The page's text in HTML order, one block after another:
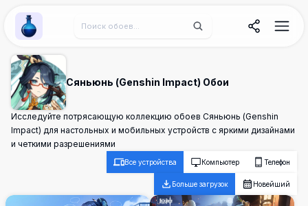
Wallpaper Alchemy
Сяньюнь (Genshin Impact) Обои
Исследуйте потрясающую коллекцию обоев Сяньюнь (Genshin
Impact) для настольных и мобильных устройств с яркими дизайнами
и четкими разрешениями
Все устройства Компьютер Телефон
Больше загрузок Новейший